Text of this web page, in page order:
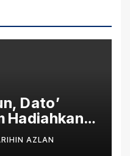
Dato’
Hadiahkan
Karya
AZLAN